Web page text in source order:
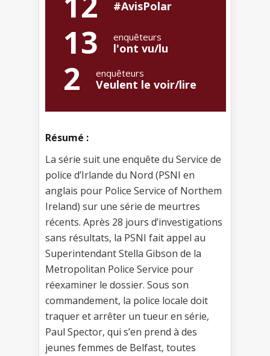
#AvisPolar
13 enquêteurs
l'ont vu/lu
2 enquêteurs
Veulent le voir/lire
Résumé :
La série suit une enquête du Service de
police d’Irlande du Nord (PSNI en
anglais pour Police Service of Northem
Ireland) sur une série de meurtres
récents. Après 28 jours d’investigations
sans résultats, la PSNI fait appel au
Superintendant Stella Gibson de la
Metropolitan Police Service pour
réexaminer le dossier. Sous son
commandement, la police locale doit
traquer et arrêter un tueur en série,
Paul Spector, qui s’en prend à des
jeunes femmes de Belfast, toutes